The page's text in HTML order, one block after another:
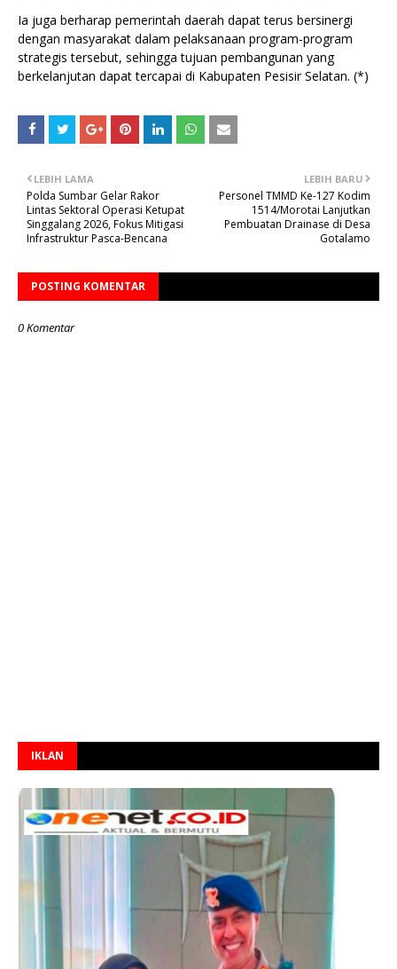
Ia juga berharap pemerintah daerah dapat terus bersinergi
dengan masyarakat dalam pelaksanaan program-program
strategis tersebut, sehingga tujuan pembangunan yang
berkelanjutan dapat tercapai di Kabupaten Pesisir Selatan. (*)
LEBIH BARU
Personel TMMD Ke-127 Kodim
1514/Morotai Lanjutkan
Pembuatan Drainase di Desa
Gotalamo
LEBIH LAMA
Polda Sumbar Gelar Rakor
Lintas Sektoral Operasi Ketupat
Singgalang 2026, Fokus Mitigasi
Infrastruktur Pasca-Bencana
POSTING KOMENTAR
0 Komentar
IKLAN